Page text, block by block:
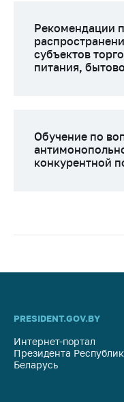
Рекомендации
субъектов
питания,
Обучение по
конкурентной
PRESIDENT.GOV.BY
Интернет-портал
Президента
Беларусь